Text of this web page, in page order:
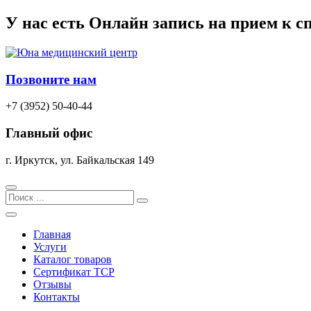
Перейти
к
содержимому
У нас есть Онлайн запись на прием к
Позвоните нам
+7 (3952) 50-40-44
Главный офис
г. Иркутск, ул. Байкальская 149
Search
Главная
Услуги
Каталог товаров
Сертификат TCP
Отзывы
Контакты